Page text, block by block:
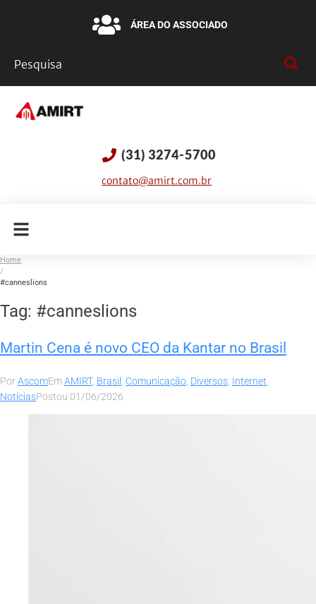
ÁREA DO ASSOCIADO
(31) 3274-5700
contato@amirt.com.br
Home
/
#canneslions
Tag: #canneslions
Martin Cena é novo CEO da Kantar no Brasil
PorAscomEmAMIRT, Brasil , Comunicação, Diversos, Internet,
NotíciasPostou 01/06/2026